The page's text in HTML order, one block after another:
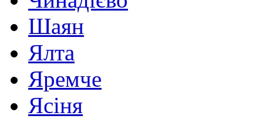
Шаян
Ялта
Яремче
Ясіня